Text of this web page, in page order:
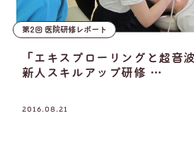
第2回 医院研修レポート
「エキスプローリングと超音
新人スキルアップ研修 …
2016.08.21